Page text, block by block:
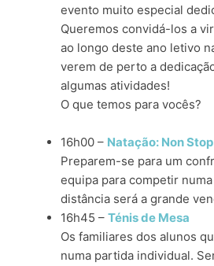
evento muito especial
Queremos convidá-los a
ao longo deste ano letivo
verem de perto a
algumas atividades!
O que temos para vocês?
16h00 – Natação: Non
Preparem-se para um
equipa para competir
distância será a grande
16h45 – Ténis de Mesa
Os familiares dos alunos
numa partida individual.